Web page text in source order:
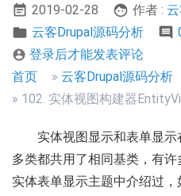
2019-02-28 作者 :
云客Drupal源码分析
 登录后才能发表评论
面
包
导
航
首页
云客Drupal源码分析
102. 实体视图构建器
实体视图显示和表单显
多类都共用了相同基类，有
实体表单显示主题中介绍过